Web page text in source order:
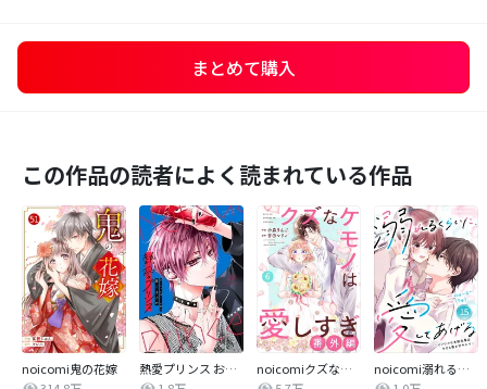
まとめて購入
この作品の読者によく読まれている作品
noicomi鬼の花嫁
熱愛プリンス お兄ちゃんはキミが好き
noicomiクズなケモノは愛しすぎ
noicomi溺れるくらいに、愛してあげる～イジワルな未紘先輩は今日も番を甘やかす～